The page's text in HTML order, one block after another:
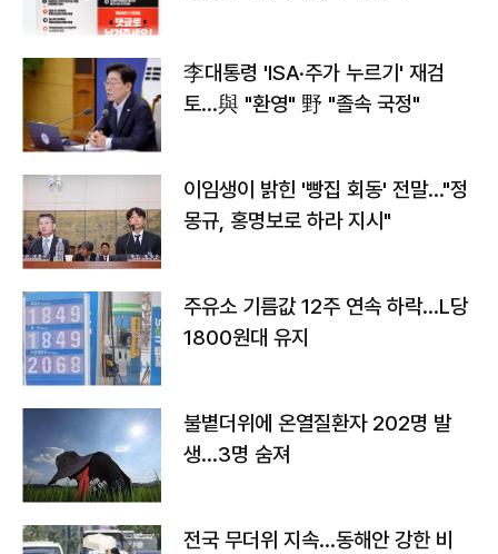
李대통령 'ISA·주가 누르기' 재검
토…與 "환영" 野 "졸속 국정"
이임생이 밝힌 '빵집 회동' 전말…"정
몽규, 홍명보로 하라 지시"
주유소 기름값 12주 연속 하락…L당
1800원대 유지
불볕더위에 온열질환자 202명 발
생…3명 숨져
전국 무더위 지속…동해안 강한 비